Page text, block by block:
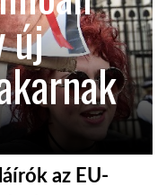
új
az EU-